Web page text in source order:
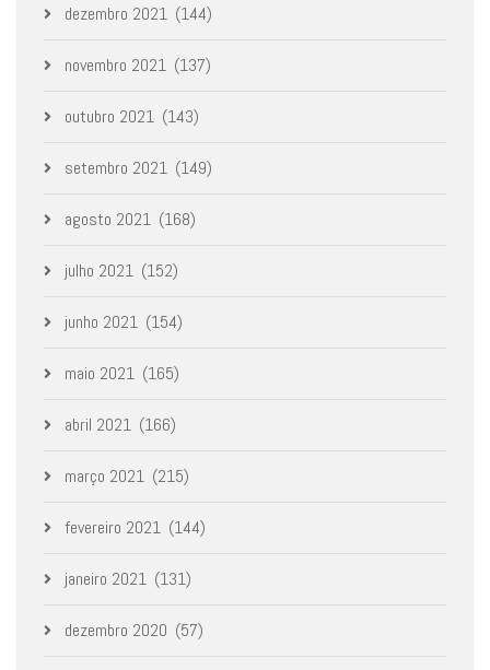
dezembro 2021 (144)
novembro 2021 (137)
outubro 2021 (143)
setembro 2021 (149)
agosto 2021 (168)
julho 2021 (152)
junho 2021 (154)
maio 2021 (165)
abril 2021 (166)
março 2021 (215)
fevereiro 2021 (144)
janeiro 2021 (131)
dezembro 2020 (57)